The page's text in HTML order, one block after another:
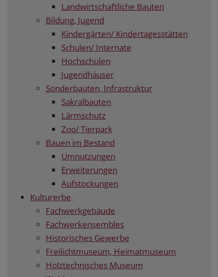
Landwirtschaftliche Bauten
Bildung, Jugend
Kindergärten/ Kindertagesstätten
Schulen/ Internate
Hochschulen
Jugendhäuser
Sonderbauten, Infrastruktur
Sakralbauten
Lärmschutz
Zoo/ Tierpark
Bauen im Bestand
Umnutzungen
Erweiterungen
Aufstockungen
Kulturerbe
Fachwerkgebäude
Fachwerkensembles
Historisches Gewerbe
Freilichtmuseum, Heimatmuseum
Holztechnisches Museum